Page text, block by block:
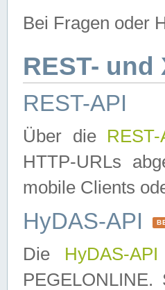
Bei Fragen oder
REST-
REST-API
Über die REST-
HTTP-URLs
mobile Clients
HyDAS-API
Die HyDAS-API